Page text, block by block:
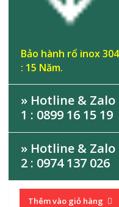
Bảo hành rổ inox 304
: 15 Năm.
» Hotline & Zalo
1 : 0899 16 15 19
» Hotline & Zalo
2 : 0974 137 026
Thêm vào giỏ hàng